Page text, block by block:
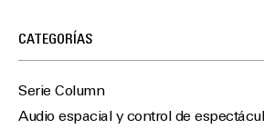
CATEGORÍAS
Serie Column
Audio espacial y control de